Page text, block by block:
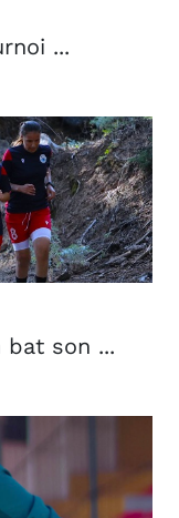
...
bat son ...